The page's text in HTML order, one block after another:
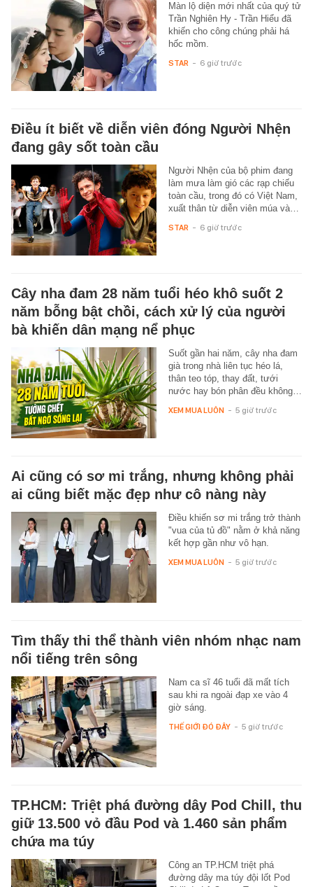
Màn lộ diện mới nhất của quý tử
Trần Nghiên Hy - Trần Hiểu đã
khiến cho công chúng phải há
hốc mồm.
STAR - 6 giờ trước
Điều ít biết về diễn viên đóng Người Nhện
đang gây sốt toàn cầu
Người Nhện của bộ phim đang
làm mưa làm gió các rạp chiếu
toàn cầu, trong đó có Việt Nam,
xuất thân từ diễn viên múa và…
STAR - 6 giờ trước
Cây nha đam 28 năm tuổi héo khô suốt 2
năm bỗng bật chồi, cách xử lý của người
bà khiến dân mạng nể phục
Suốt gần hai năm, cây nha đam
già trong nhà liên tục héo lá,
thân teo tóp, thay đất, tưới
nước hay bón phân đều không…
XEM MUA LUÔN - 5 giờ trước
Ai cũng có sơ mi trắng, nhưng không phải
ai cũng biết mặc đẹp như cô nàng này
Điều khiến sơ mi trắng trở thành
"vua của tủ đồ" nằm ở khả năng
kết hợp gần như vô hạn.
XEM MUA LUÔN - 5 giờ trước
Tìm thấy thi thể thành viên nhóm nhạc nam
nổi tiếng trên sông
Nam ca sĩ 46 tuổi đã mất tích
sau khi ra ngoài đạp xe vào 4
giờ sáng.
THẾ GIỚI ĐÓ ĐÂY - 5 giờ trước
TP.HCM: Triệt phá đường dây Pod Chill, thu
giữ 13.500 vỏ đầu Pod và 1.460 sản phẩm
chứa ma túy
Công an TP.HCM triệt phá
đường dây ma túy đội lốt Pod